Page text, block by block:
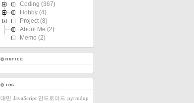
Coding (367)
Hobby (4)
Project (8)
About Me (2)
Memo (2)
대만 JavaScript 안드로이드 pyrmdup